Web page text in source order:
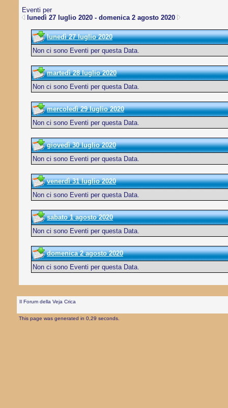
Eventi per
lunedì 27 luglio 2020 - domenica 2 agosto 2020
lunedì 27 luglio 2020
Non ci sono Eventi per questa Data.
martedì 28 luglio 2020
Non ci sono Eventi per questa Data.
mercoledì 29 luglio 2020
Non ci sono Eventi per questa Data.
giovedì 30 luglio 2020
Non ci sono Eventi per questa Data.
venerdì 31 luglio 2020
Non ci sono Eventi per questa Data.
sabato 1 agosto 2020
Non ci sono Eventi per questa Data.
domenica 2 agosto 2020
Non ci sono Eventi per questa Data.
Il Forum della Veja Crica
This page was generated in 0,29 seconds.